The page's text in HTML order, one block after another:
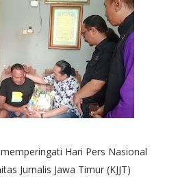
Hari Pers Nasional
Jurnalis Jawa Timur (KJJT)